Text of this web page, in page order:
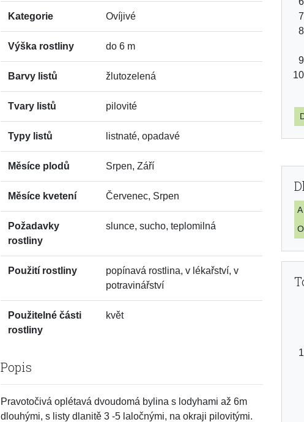
Kategorie Ovíjivé
Výška rostliny do 6 m
Barvy listů žlutozelená
Tvary listů pilovité
Typy listů listnaté, opadavé
Měsíce plodů Srpen, Září
Měsíce kvetení Červenec, Srpen
Požadavky
rostliny
slunce, sucho, teplomilná
Použití rostliny
popínavá rostlina, v lékařství, v
potravinářství
Použitelné části
rostliny
květ
Popis
Pravotočivá oplétavá dvoudomá bylina s lodyhami až 6m
dlouhými, s listy dlanitě 3 -5 laločnými, na okraji pilovitými.
A
O